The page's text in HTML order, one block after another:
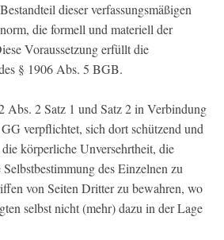
dieser verfassungsmäßigen
die formell und materiell der
Voraussetzung erfüllt die
§ 1906 Abs. 5 BGB.
Abs. 2 Satz 1 und Satz 2 in Verbindung
verpflichtet, sich dort schützend und
körperliche Unversehrtheit, die
des Einzelnen zu
von Seiten Dritter zu bewahren, wo
selbst nicht (mehr) dazu in der Lage